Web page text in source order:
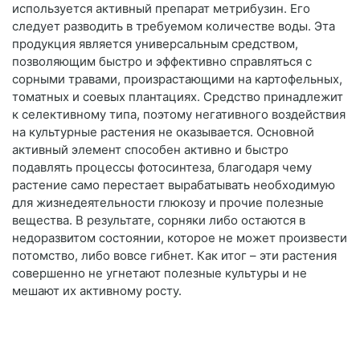
используется активный препарат метрибузин. Его
следует разводить в требуемом количестве воды. Эта
продукция является универсальным средством,
позволяющим быстро и эффективно справляться с
сорными травами, произрастающими на картофельных,
томатных и соевых плантациях. Средство принадлежит
к селективному типа, поэтому негативного воздействия
на культурные растения не оказывается. Основной
активный элемент способен активно и быстро
подавлять процессы фотосинтеза, благодаря чему
растение само перестает вырабатывать необходимую
для жизнедеятельности глюкозу и прочие полезные
вещества. В результате, сорняки либо остаются в
недоразвитом состоянии, которое не может произвести
потомство, либо вовсе гибнет. Как итог – эти растения
совершенно не угнетают полезные культуры и не
мешают их активному росту.